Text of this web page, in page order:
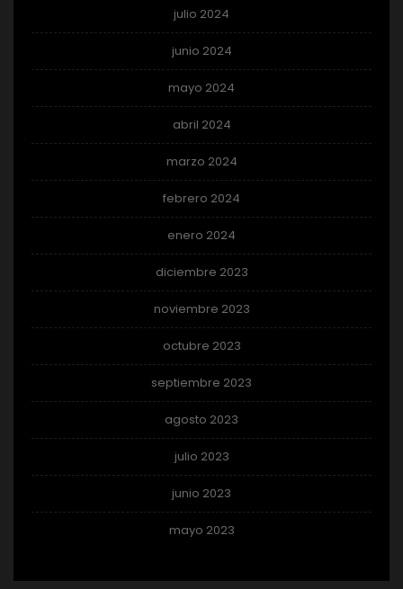
julio 2024
junio 2024
mayo 2024
abril 2024
marzo 2024
febrero 2024
enero 2024
diciembre 2023
noviembre 2023
octubre 2023
septiembre 2023
agosto 2023
julio 2023
junio 2023
mayo 2023